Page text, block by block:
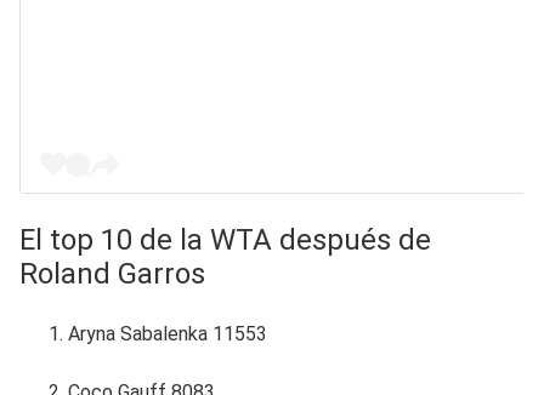
El top 10 de la WTA después de
Roland Garros
Aryna Sabalenka 11553